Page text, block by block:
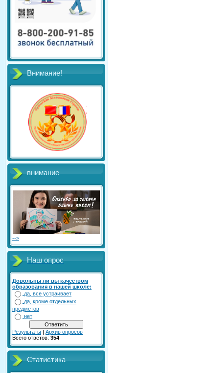
Внимание!
внимание
-->
Наш опрос
Довольны ли вы качеством
образования в нашей школе:
да, все устраивает
да, кроме отдельных
предметов
нет
Результаты | Архив опросов
Всего ответов: 354
Статистика